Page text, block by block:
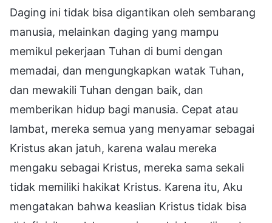
Daging ini tidak bisa digantikan oleh sembarang
manusia, melainkan daging yang mampu
memikul pekerjaan Tuhan di bumi dengan
memadai, dan mengungkapkan watak Tuhan,
dan mewakili Tuhan dengan baik, dan
memberikan hidup bagi manusia. Cepat atau
lambat, mereka semua yang menyamar sebagai
Kristus akan jatuh, karena walau mereka
mengaku sebagai Kristus, mereka sama sekali
tidak memiliki hakikat Kristus. Karena itu, Aku
mengatakan bahwa keaslian Kristus tidak bisa